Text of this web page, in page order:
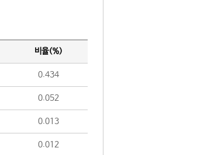
비율(%)
0.434
0.052
0.013
0.012